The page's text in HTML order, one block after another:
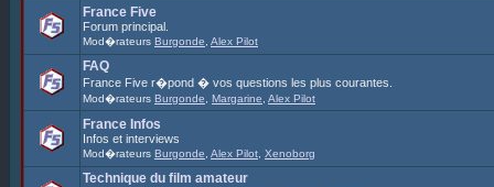
France Five
Forum principal.
Mod�rateurs Burgonde Alex Pilot
FAQ
France Five r�pond � vos questions les plus courantes.
Mod�rateurs Burgonde Margarine Alex Pilot
France Infos
Infos et interviews
Mod�rateurs Burgonde Alex Pilot Xenoborg
Technique du film amateur